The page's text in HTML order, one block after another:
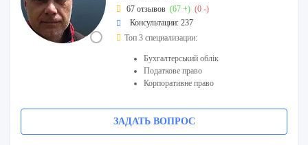
67 отзывов (67 +) (0 -)
Консультации: 237
Топ 3 специализации:
Бухгалтерський облік
Податкове право
Корпоративне право
ЗАДАТЬ ВОПРОС